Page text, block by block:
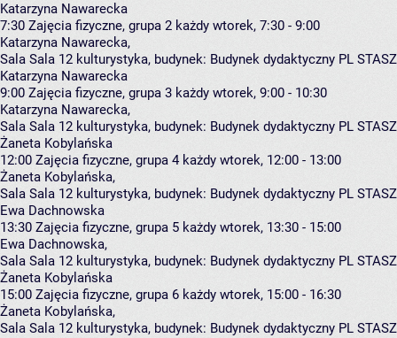
Katarzyna Nawarecka
7:30 Zajęcia fizyczne, grupa 2 każdy wtorek, 7:30 - 9:00
Katarzyna Nawarecka,
Sala Sala 12 kulturystyka, budynek: Budynek dydaktyczny PL
Katarzyna Nawarecka
9:00 Zajęcia fizyczne, grupa 3 każdy wtorek, 9:00 - 10:30
Katarzyna Nawarecka,
Sala Sala 12 kulturystyka, budynek: Budynek dydaktyczny PL
Żaneta Kobylańska
12:00 Zajęcia fizyczne, grupa 4 każdy wtorek, 12:00 - 13:00
Żaneta Kobylańska,
Sala Sala 12 kulturystyka, budynek: Budynek dydaktyczny PL
Ewa Dachnowska
13:30 Zajęcia fizyczne, grupa 5 każdy wtorek, 13:30 - 15:00
Ewa Dachnowska,
Sala Sala 12 kulturystyka, budynek: Budynek dydaktyczny PL
Żaneta Kobylańska
15:00 Zajęcia fizyczne, grupa 6 każdy wtorek, 15:00 - 16:30
Żaneta Kobylańska,
Sala Sala 12 kulturystyka, budynek: Budynek dydaktyczny PL